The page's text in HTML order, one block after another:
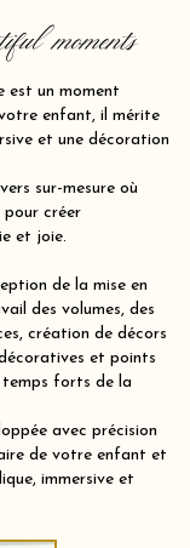
moments
est un moment
enfant, il mérite
et une décoration
sur-mesure où
pour créer
et joie.
de la mise en
des volumes, des
création de décors
et points
temps forts de la
avec précision
de votre enfant et
immersive et